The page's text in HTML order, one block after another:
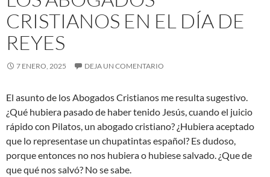
CRISTIANOS EN EL DÍA DE
REYES
7 ENERO, 2025 DEJA UN COMENTARIO
El asunto de los Abogados Cristianos me resulta sugestivo.
¿Qué hubiera pasado de haber tenido Jesús, cuando el juicio
rápido con Pilatos, un abogado cristiano? ¿Hubiera aceptado
que lo representase un chupatintas español? Es dudoso,
porque entonces no nos hubiera o hubiese salvado. ¿Que de
que qué nos salvó? No se sabe.